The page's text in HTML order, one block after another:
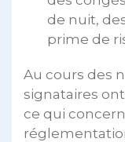
de nuit,
prime de
Au cours des
signataires
ce qui